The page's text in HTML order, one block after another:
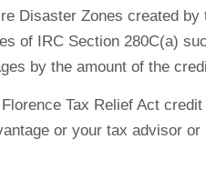
Disaster Zones created by
of IRC Section 280C(a)
by the amount of the
Tax Relief Act credit
or your tax advisor or